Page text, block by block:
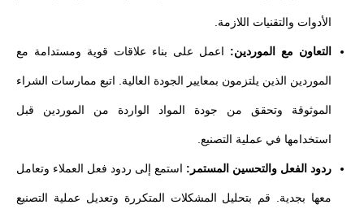
الأدوات والتقنيات اللازمة.
التعاون مع الموردين: اعمل على بناء علاقات قوية ومستدامة مع
الموردين الذين يلتزمون بمعايير الجودة العالية. اتبع ممارسات الشراء
الموثوقة وتحقق من جودة المواد الواردة من الموردين قبل
استخدامها في عملية التصنيع.
ردود الفعل والتحسين المستمر: استمع إلى ردود فعل العملاء وتعامل
معها بجدية. قم بتحليل المشكلات المتكررة وتعديل عملية التصنيع